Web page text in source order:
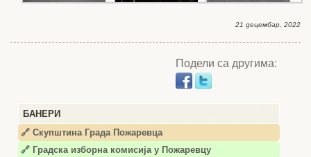
БАНЕРИ
🔗 Скупштина Града Пожаревца
🔗 Градска изборна комисија у Пожаревцу
21 децембар, 2022
Подели са другима: